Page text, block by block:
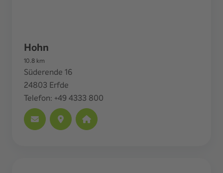
Hohn
10.8 km
Süderende 16
24803 Erfde
Telefon: +49 4333 800